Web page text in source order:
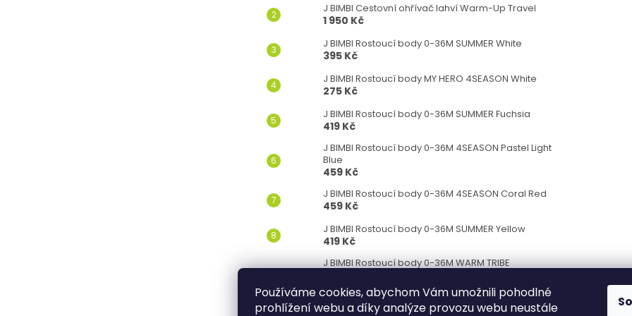
Používáme cookies, abychom Vám umožnili pohodlné
prohlížení webu a díky analýze provozu webu neustále
J BIMBI Cestovní ohřívač lahví Warm-Up Travel
1 950 Kč
J BIMBI Rostoucí body 0-36M SUMMER White
395 Kč
J BIMBI Rostoucí body MY HERO 4SEASON White
275 Kč
J BIMBI Rostoucí body 0-36M SUMMER Fuchsia
419 Kč
J BIMBI Rostoucí body 0-36M 4SEASON Pastel Light
Blue
459 Kč
J BIMBI Rostoucí body 0-36M 4SEASON Coral Red
459 Kč
J BIMBI Rostoucí body 0-36M SUMMER Yellow
419 Kč
J BIMBI Rostoucí body 0-36M WARM TRIBE
489 Kč
J BIMBI Rostoucí body 0-36M SUMMER Pink